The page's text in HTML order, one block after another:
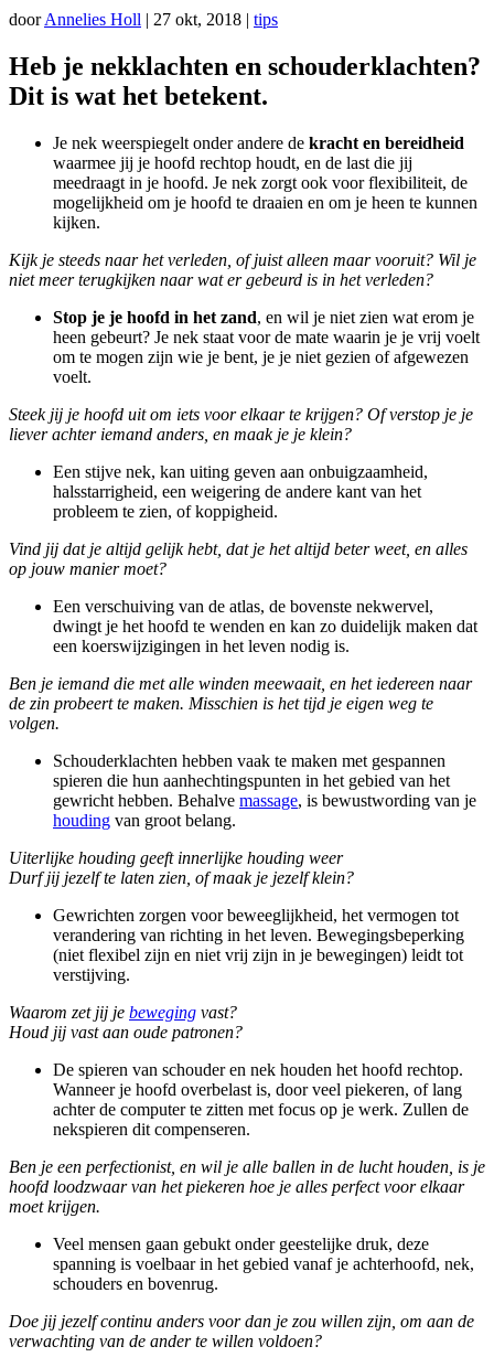
doorAnnelies Holl | 27 okt, 2018 | tips
Heb je nekklachten en schouderklachten?
Dit is wat het betekent.
Je nek weerspiegelt onder andere de kracht en bereidheid
waarmee jij je hoofd rechtop houdt, en de last die jij
meedraagt in je hoofd. Je nek zorgt ook voor flexibiliteit, de
mogelijkheid om je hoofd te draaien en om je heen te kunnen
kijken.
Kijk je steeds naar het verleden, of juist alleen maar vooruit? Wil je
niet meer terugkijken naar wat er gebeurd is in het verleden?
Stop je je hoofd in het zand, en wil je niet zien wat erom je
heen gebeurt? Je nek staat voor de mate waarin je je vrij voelt
om te mogen zijn wie je bent, je je niet gezien of afgewezen
voelt.
Steek jij je hoofd uit om iets voor elkaar te krijgen? Of verstop je je
liever achter iemand anders, en maak je je klein?
Een stijve nek, kan uiting geven aan onbuigzaamheid,
halsstarrigheid, een weigering de andere kant van het
probleem te zien, of koppigheid.
Vind jij dat je altijd gelijk hebt, dat je het altijd beter weet, en alles
op jouw manier moet?
Een verschuiving van de atlas, de bovenste nekwervel,
dwingt je het hoofd te wenden en kan zo duidelijk maken dat
een koerswijzigingen in het leven nodig is.
Ben je iemand die met alle winden meewaait, en het iedereen naar
de zin probeert te maken. Misschien is het tijd je eigen weg te
volgen.
Schouderklachten hebben vaak te maken met gespannen
spieren die hun aanhechtingspunten in het gebied van het
gewricht hebben. Behalve massage, is bewustwording van je
houding van groot belang.
Uiterlijke houding geeft innerlijke houding weer
Durf jij jezelf te laten zien, of maak je jezelf klein?
Gewrichten zorgen voor beweeglijkheid, het vermogen tot
verandering van richting in het leven. Bewegingsbeperking
(niet flexibel zijn en niet vrij zijn in je bewegingen) leidt tot
verstijving.
Waarom zet jij je beweging vast?
Houd jij vast aan oude patronen?
De spieren van schouder en nek houden het hoofd rechtop.
Wanneer je hoofd overbelast is, door veel piekeren, of lang
achter de computer te zitten met focus op je werk. Zullen de
nekspieren dit compenseren.
Ben je een perfectionist, en wil je alle ballen in de lucht houden, is je
hoofd loodzwaar van het piekeren hoe je alles perfect voor elkaar
moet krijgen.
Veel mensen gaan gebukt onder geestelijke druk, deze
spanning is voelbaar in het gebied vanaf je achterhoofd, nek,
schouders en bovenrug.
Doe jij jezelf continu anders voor dan je zou willen zijn, om aan de
verwachting van de ander te willen voldoen?